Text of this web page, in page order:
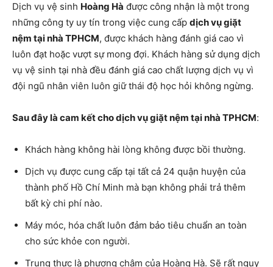
Dịch vụ vệ sinh Hoàng Hà được công nhận là một trong
những công ty uy tín trong việc cung cấp dịch vụ giặt
nệm tại nhà TPHCM, được khách hàng đánh giá cao vì
luôn đạt hoặc vượt sự mong đợi. Khách hàng sử dụng dịch
vụ vệ sinh tại nhà đều đánh giá cao chất lượng dịch vụ vì
đội ngũ nhân viên luôn giữ thái độ học hỏi không ngừng.
Sau đây là cam kết cho dịch vụ giặt nệm tại nhà TPHCM:
Khách hàng không hài lòng không được bồi thường.
Dịch vụ được cung cấp tại tất cả 24 quận huyện của
thành phố Hồ Chí Minh mà bạn không phải trả thêm
bất kỳ chi phí nào.
Máy móc, hóa chất luôn đảm bảo tiêu chuẩn an toàn
cho sức khỏe con người.
Trung thực là phương châm của Hoàng Hà. Sẽ rất nguy